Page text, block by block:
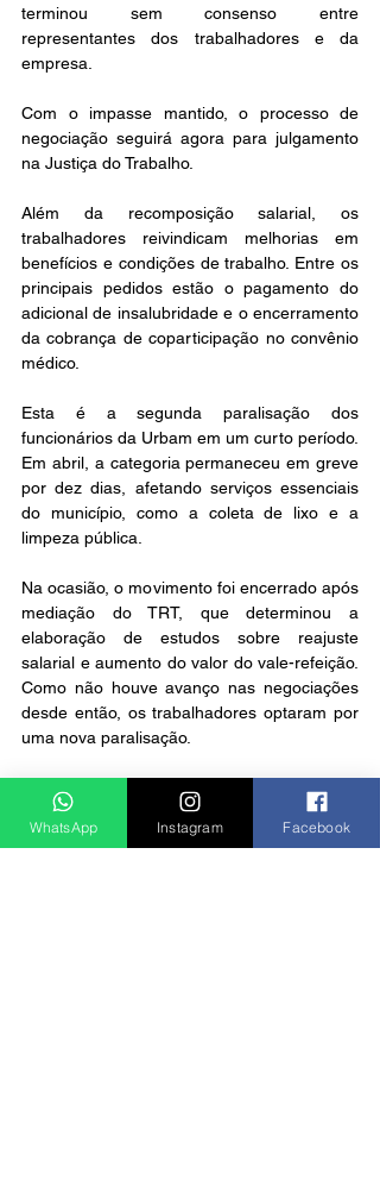
terminou sem consenso entre
representantes dos trabalhadores e da
empresa.
Com o impasse mantido, o processo de
negociação seguirá agora para julgamento
na Justiça do Trabalho.
Além da recomposição salarial, os
trabalhadores reivindicam melhorias em
benefícios e condições de trabalho. Entre os
principais pedidos estão o pagamento do
adicional de insalubridade e o encerramento
da cobrança de coparticipação no convênio
médico.
Esta é a segunda paralisação dos
funcionários da Urbam em um curto período.
Em abril, a categoria permaneceu em greve
por dez dias, afetando serviços essenciais
do município, como a coleta de lixo e a
limpeza pública.
Na ocasião, o movimento foi encerrado após
mediação do TRT, que determinou a
elaboração de estudos sobre reajuste
salarial e aumento do valor do vale-refeição.
Como não houve avanço nas negociações
desde então, os trabalhadores optaram por
uma nova paralisação.
Foto: Charles de Moura/PMSJC/Arquivo
Notícias
WhatsApp Instagram Facebook